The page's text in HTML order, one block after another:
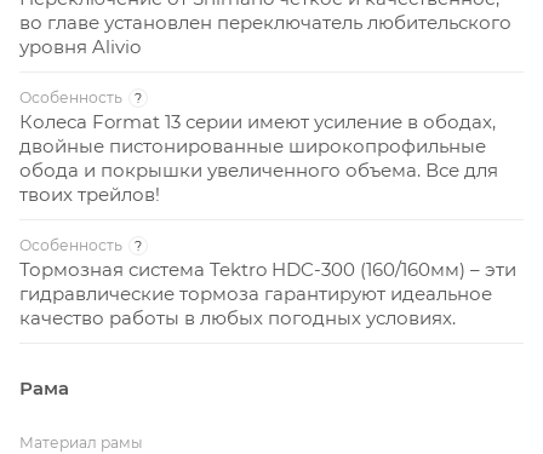
во главе установлен переключатель любительского
уровня Alivio
Особенность ?
Колеса Format 13 серии имеют усиление в ободах,
двойные пистонированные широкопрофильные
обода и покрышки увеличенного объема. Все для
твоих трейлов!
Особенность ?
Тормозная система Tektro HDC-300 (160/160мм) – эти
гидравлические тормоза гарантируют идеальное
качество работы в любых погодных условиях.
Рама
Материал рамы